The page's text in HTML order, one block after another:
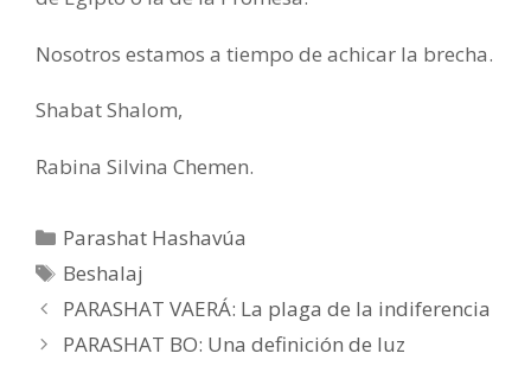
Nosotros estamos a tiempo de achicar la brecha.
Shabat Shalom,
Rabina Silvina Chemen.
Categorías
Parashat Hashavúa
Etiquetas
Beshalaj
PARASHAT VAERÁ: La plaga de la indiferencia
PARASHAT BO: Una definición de luz